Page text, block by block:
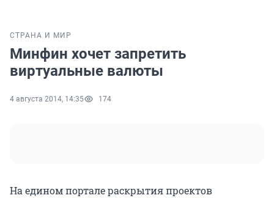
СТРАНА И МИР
Минфин хочет запретить
виртуальные валюты
4 августа 2014, 14:35 174
На едином портале раскрытия проектов